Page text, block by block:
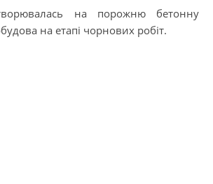
на порожню бетонну
на етапі чорнових робіт.